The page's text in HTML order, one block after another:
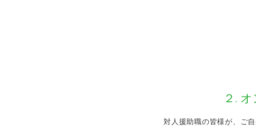
２.
対人援助職の皆様が、ご